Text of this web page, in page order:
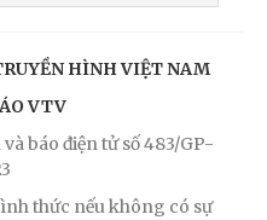
HÌNH VIỆT NAM
VTV
báo điện tử số 483/GP-
thức nếu không có sự